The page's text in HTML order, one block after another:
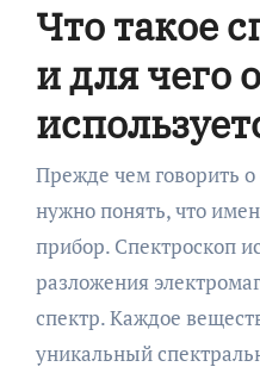
Что такое
и для чего
Прежде чем говорить
нужно понять, что
прибор. Спектроскоп
разложения
спектр. Каждое
уникальный